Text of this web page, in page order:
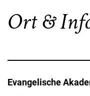
Ort &
Evangelische